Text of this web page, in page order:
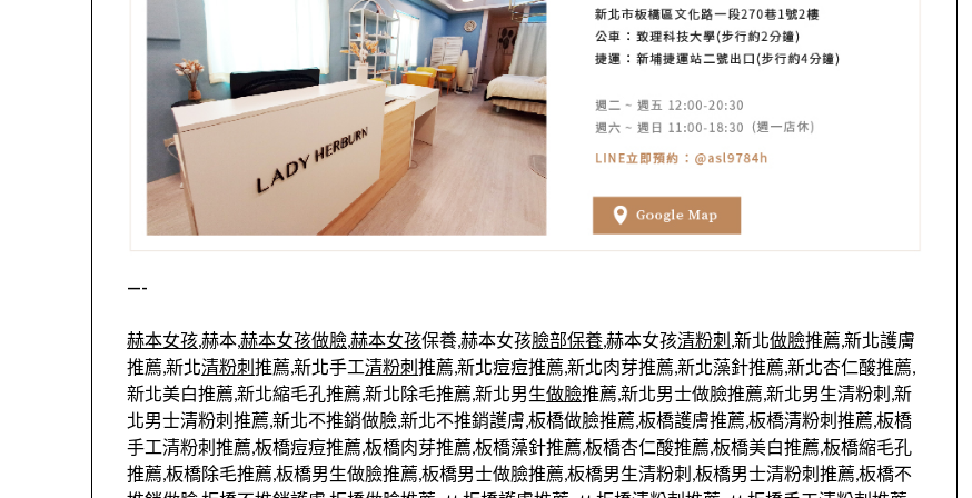
—-
赫本女孩,赫本,赫本女孩做臉,赫本女孩保養,赫本女孩臉部保養,赫本女孩清粉刺 ,新北做臉推薦,新北護膚
推薦,新北清粉刺推薦,新北手工清粉刺推薦,新北痘痘推薦,新北肉芽推薦,新北藻針推薦,新北杏仁酸推薦,
新北美白推薦,新北縮毛孔推薦,新北除毛推薦,新北男生做臉推薦,新北男士做臉推薦,新北男生清粉刺,新
北男士清粉刺推薦,新北不推銷做臉,新北不推銷護膚,板橋做臉推薦,板橋護膚推薦,板橋清粉刺推薦,板橋
手工清粉刺推薦,板橋痘痘推薦,板橋肉芽推薦,板橋藻針推薦,板橋杏仁酸推薦,板橋美白推薦,板橋縮毛孔
推薦,板橋除毛推薦,板橋男生做臉推薦,板橋男士做臉推薦,板橋男生清粉刺,板橋男士清粉刺推薦,板橋不